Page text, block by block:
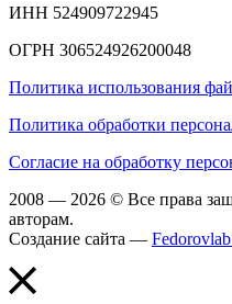
ИНН 524909722945
ОГРН 306524926200048
Политика использования
Политика обработки
Согласие на обработку
2008 — 2026 © Все права
авторам.
Создание сайта —